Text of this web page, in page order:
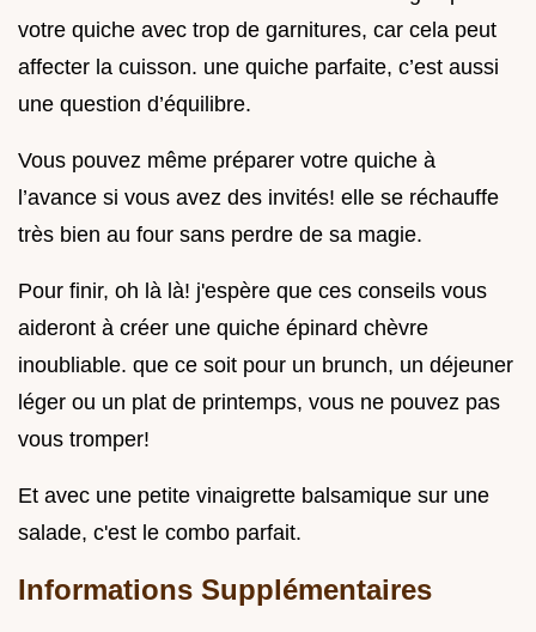
votre quiche avec trop de garnitures, car cela peut
affecter la cuisson. une quiche parfaite, c’est aussi
une question d’équilibre.
Vous pouvez même préparer votre quiche à
l’avance si vous avez des invités! elle se réchauffe
très bien au four sans perdre de sa magie.
Pour finir, oh là là! j'espère que ces conseils vous
aideront à créer une quiche épinard chèvre
inoubliable. que ce soit pour un brunch, un déjeuner
léger ou un plat de printemps, vous ne pouvez pas
vous tromper!
Et avec une petite vinaigrette balsamique sur une
salade, c'est le combo parfait.
Informations Supplémentaires